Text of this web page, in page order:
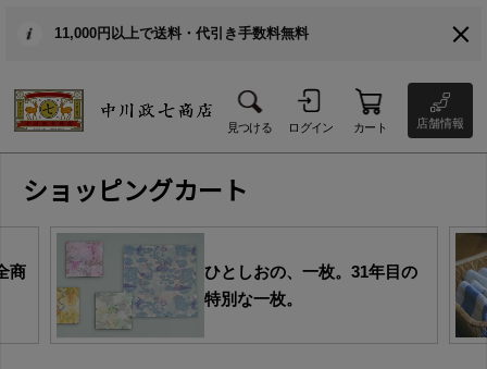
11,000円以上で送料・代引き手数料無料
見つける ログイン カート 店舗情報
ショッピングカート
商
ひとしおの、一枚。31年目の
特別な一枚。